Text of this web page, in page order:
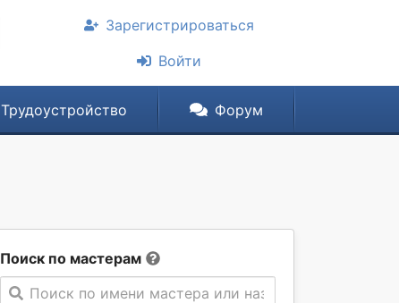
Зарегистрироваться
Войти
Трудоустройство Форум
Поиск по мастерам
Поиск по имени мастера или названии компании